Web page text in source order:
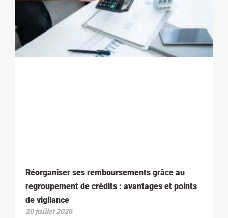
Réorganiser ses remboursements grâce au
regroupement de crédits : avantages et points
de vigilance
20 juillet 2026